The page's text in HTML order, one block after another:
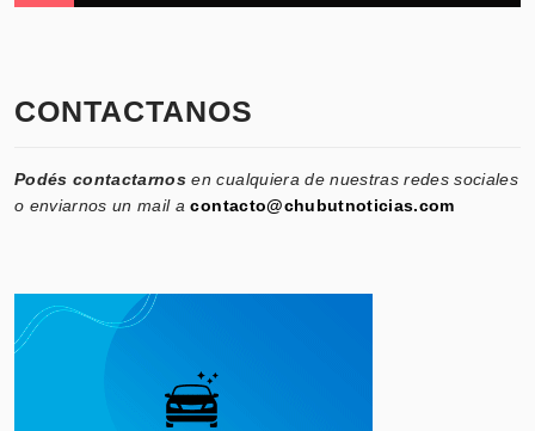
CONTACTANOS
Podés contactarnos en cualquiera de nuestras redes sociales
o enviarnos un mail acontacto@chubutnoticias.com